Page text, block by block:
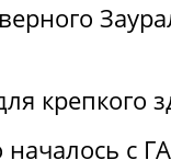
крепкого
с